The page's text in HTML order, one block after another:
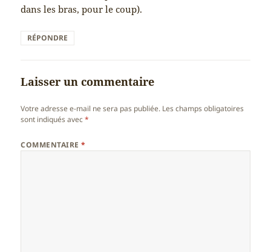
dans les bras, pour le coup).
RÉPONDRE
Laisser un commentaire
Votre adresse e-mail ne sera pas publiée. Les champs obligatoires
sont indiqués avec*
COMMENTAIRE*